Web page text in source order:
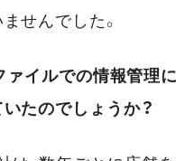
せんでした。
イルでの情報管理
たのでしょうか？